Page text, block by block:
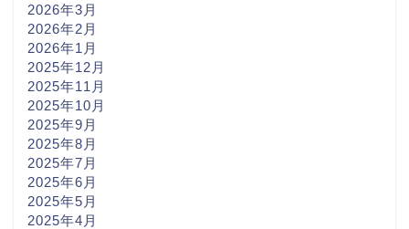
2026年3月
2026年2月
2026年1月
2025年12月
2025年11月
2025年10月
2025年9月
2025年8月
2025年7月
2025年6月
2025年5月
2025年4月